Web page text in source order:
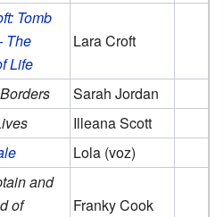
Tomb
The
Life
Lara Croft
Sarah Jordan
Illeana Scott
Lola (voz)
and
of
Franky Cook